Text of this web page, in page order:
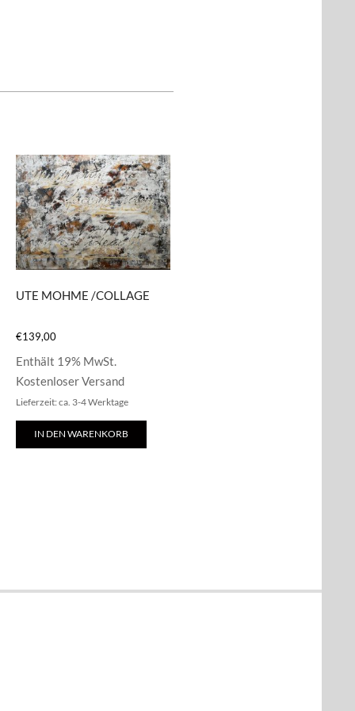
UTE MOHME /COLLAGE
€139,00
Enthält 19% MwSt.
Kostenloser Versand
Lieferzeit: ca. 3-4 Werktage
IN DEN WARENKORB